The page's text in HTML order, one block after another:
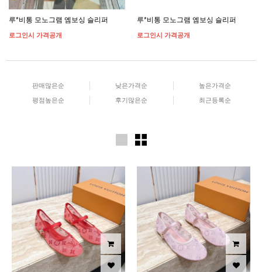
루*비통 모노그램 엠보싱 슬리퍼
로그인시 가격공개
루*비통 모노그램 엠보싱 슬리퍼
로그인시 가격공개
판매많은순 낮은가격순 높은가격순
평점높은순 후기많은순 최근등록순